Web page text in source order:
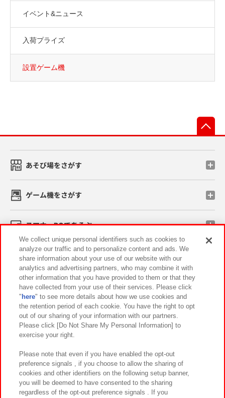
イベント&ニュース
入荷プライズ
設置ゲーム機
あそび場をさがす
ゲーム機をさがす
スマホ・PCであそぶ
イベント・キャンペーン
関連会社 サステナビリティ サイトポリシー
プライバシーポリシー ウェブアクセシビリティ方針と検証結果
お取引先さまとともに
カスタマーハラスメント対応方針 よくあるご質問・お問い合わせ
We collect unique personal identifiers such as cookies to
analyze our traffic and to personalize content and ads. We
share information about your use of our website with our
analytics and advertising partners, who may combine it with
other information that you have provided to them or that they
have collected from your use of their services. Please click
" here" to see more details about how we use cookies and
the retention period of each cookie. You have the right to opt
out of our sharing of your information with our partners.
Please click [Do Not Share My Personal Information] to
exercise your right.
Please note that even if you have enabled the opt-out
preference signals , if you choose to allow the sharing of
cookies and other identifiers on the following setup banner,
you will be deemed to have consented to the sharing
regardless of the opt-out preference signals . If you